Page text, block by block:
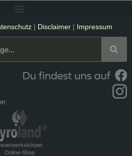
| Disclaimer| Impressum
Online-Shop